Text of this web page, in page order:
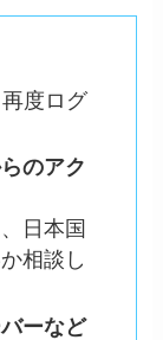
度ログ
のアク
日本国
相談し
ーなど